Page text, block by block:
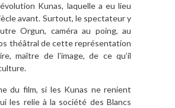
Kunas, laquelle a eu lieu
avant. Surtout, le spectateur y
Orgun, caméra au poing, au
théâtral de cette représentation
maître de l’image, de ce qu’il
du film, si les Kunas ne renient
les relie à la société des Blancs